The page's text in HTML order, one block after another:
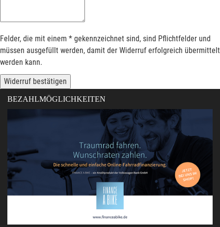
Felder, die mit einem * gekennzeichnet sind, sind Pflichtfelder und
müssen ausgefüllt werden, damit der Widerruf erfolgreich übermittelt
werden kann.
Widerruf bestätigen
BEZAHLMÖGLICHKEITEN